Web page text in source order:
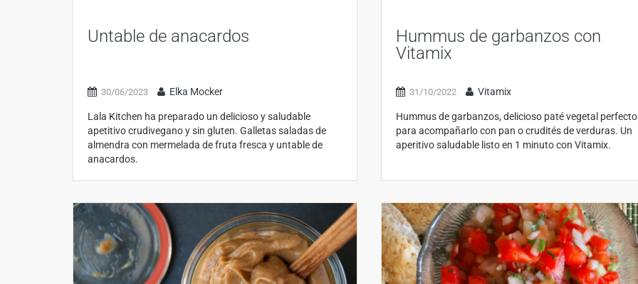
Untable de anacardos
30/06/2023 Elka Mocker
Lala Kitchen ha preparado un delicioso y saludable
apetitivo crudivegano y sin gluten. Galletas saladas de
almendra con mermelada de fruta fresca y untable de
anacardos.
Hummus de garbanzos con
Vitamix
31/10/2022 Vitamix
Hummus de garbanzos, delicioso paté vegetal perfecto
para acompañarlo con pan o crudités de verduras. Un
aperitivo saludable listo en 1 minuto con Vitamix.